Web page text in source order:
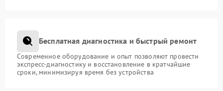
Бесплатная диагностика и быстрый ремонт
Современное оборудование и опыт позволяют провести
экспресс-диагностику и восстановление в кратчайшие
сроки, минимизируя время без устройства